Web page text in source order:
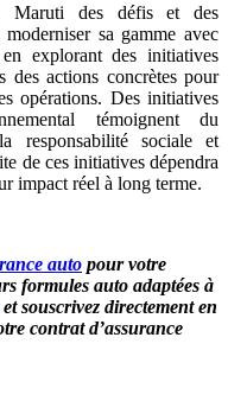
Maruti des défis et des
sa gamme avec
explorant des initiatives
des actions concrètes pour
opérations. Des initiatives
témoignent du
responsabilité sociale et
de ces initiatives dépendra
impact réel à long terme.
auto pour votre
formules auto adaptées à
et souscrivez directement en
contrat d’assurance